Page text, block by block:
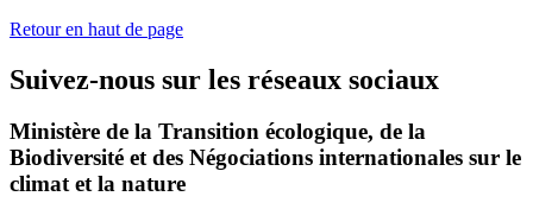
Retour en haut de page
Suivez-nous sur les réseaux sociaux
Ministère de la Transition écologique, de la
Biodiversité et des Négociations internationales sur le
climat et la nature